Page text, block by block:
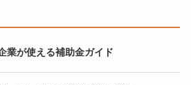
業が使える補助金ガイド